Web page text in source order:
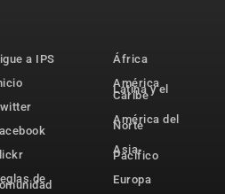
a IPS
de
África
América
Latina y el
Caribe
América del
Norte
Asia-
Pacífico
Europa